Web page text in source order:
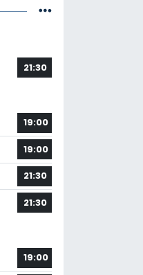
21:30
19:00
19:00
21:30
21:30
19:00